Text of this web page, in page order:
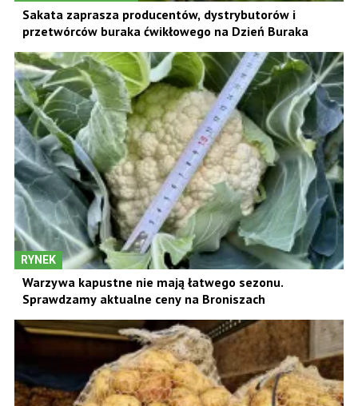
Sakata zaprasza producentów, dystrybutorów i
przetwórców buraka ćwikłowego na Dzień Buraka
RYNEK
Warzywa kapustne nie mają łatwego sezonu.
Sprawdzamy aktualne ceny na Broniszach